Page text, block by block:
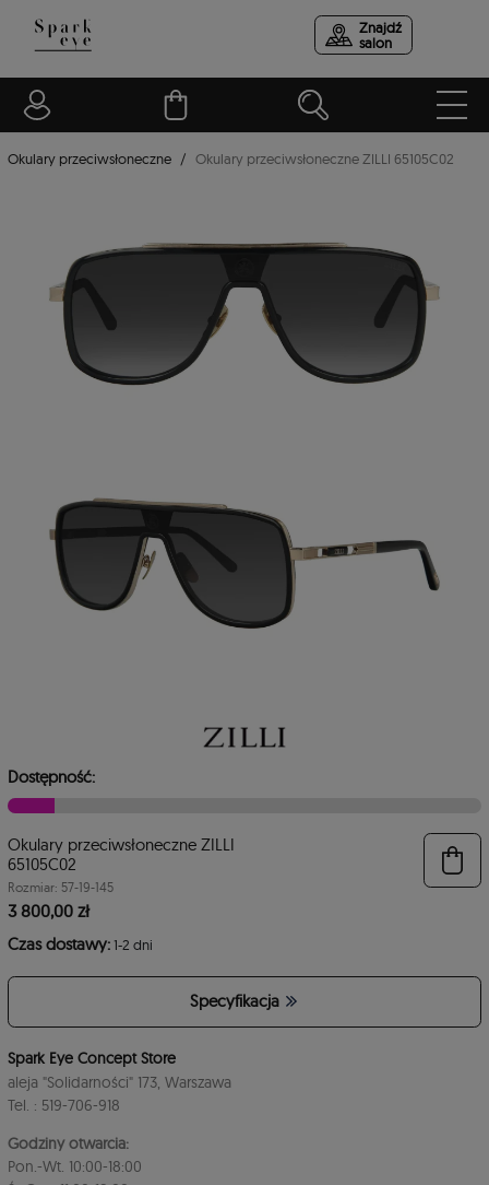
Znajdź
salon
Okulary przeciwsłoneczne Okulary przeciwsłoneczne ZILLI 65105C02
Dostępność:
Okulary przeciwsłoneczne ZILLI
65105C02
Rozmiar: 57-19-145
3 800,00 zł
Czas dostawy: 1-2 dni
Specyfikacja
Spark Eye Concept Store
aleja "Solidarności" 173, Warszawa
Tel. : 519-706-918
Godziny otwarcia:
Pon.-Wt. 10:00-18:00